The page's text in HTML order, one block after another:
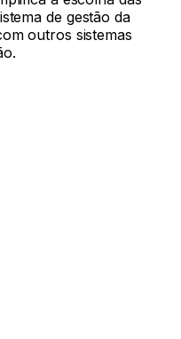
de gestão da
outros sistemas